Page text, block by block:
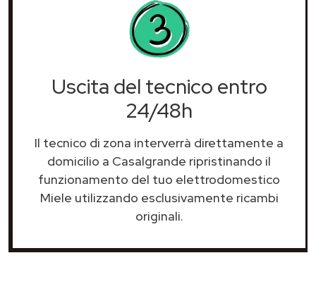
Uscita del tecnico entro
24/48h
Il tecnico di zona interverrà direttamente a
domicilio a Casalgrande ripristinando il
funzionamento del tuo elettrodomestico
Miele utilizzando esclusivamente ricambi
originali.